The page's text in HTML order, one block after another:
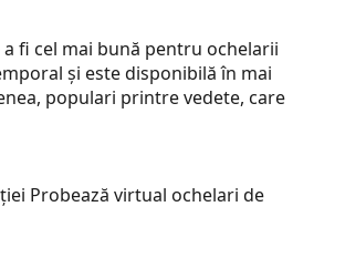
fi cel mai bună pentru ochelarii
și este disponibilă în mai
populari printre vedete, care
Probează virtual ochelari de